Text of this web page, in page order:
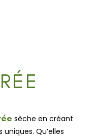
sèche en créant
Qu’elles